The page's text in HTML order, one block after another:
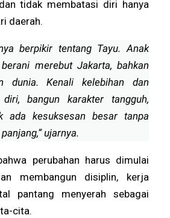
tidak membatasi diri hanya
daerah.
berpikir tentang Tayu. Anak
merebut Jakarta, bahkan
dunia. Kenali kelebihan dan
diri, bangun karakter tangguh,
ada kesuksesan besar tanpa
ujarnya.
perubahan harus dimulai
membangun disiplin, kerja
pantang menyerah sebagai
cita.